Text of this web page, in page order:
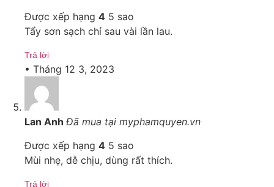
Được xếp hạng 4 5 sao
Tẩy sơn sạch chỉ sau vài lần lau.
Trả lời
• Tháng 12 3, 2023
Lan Anh Đã mua tại myphamquyen.vn
Được xếp hạng 4 5 sao
Mùi nhẹ, dễ chịu, dùng rất thích.
Trả lời